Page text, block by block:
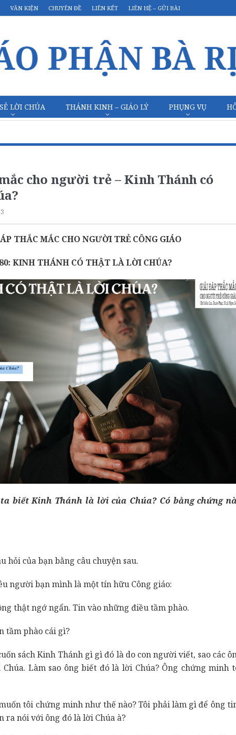
VĂN KIỆN CHUYÊN ĐỀ LIÊN KẾT LIÊN HỆ – GỬI BÀI
LỜI CHÚA THÁNH KINH – GIÁO LÝ PHỤNG VỤ
cho người trẻ – Kinh Thánh có
THẮC MẮC CHO NGƯỜI TRẺ CÔNG GIÁO
KINH THÁNH CÓ THẬT LÀ LỜI CHÚA?
biết Kinh Thánh là lời của Chúa? Có bằng chứng
hỏi của bạn bằng câu chuyện sau.
người bạn mình là một tín hữu Công giáo:
thật ngớ ngẩn. Tin vào những điều tầm phào.
tầm phào cái gì?
sách Kinh Thánh gì gì đó là do con người viết, sao các
Làm sao ông biết đó là lời Chúa? Ông chứng minh
tôi chứng minh như thế nào? Tôi phải làm gì để ông
ra nói với ông đó là lời Chúa à?